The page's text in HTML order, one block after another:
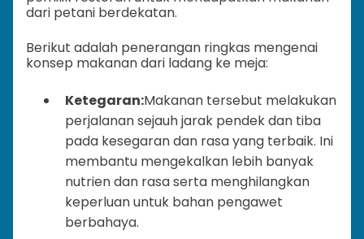
dari petani berdekatan.
Berikut adalah penerangan ringkas mengenai
konsep makanan dari ladang ke meja:
Ketegaran:Makanan tersebut melakukan
perjalanan sejauh jarak pendek dan tiba
pada kesegaran dan rasa yang terbaik. Ini
membantu mengekalkan lebih banyak
nutrien dan rasa serta menghilangkan
keperluan untuk bahan pengawet
berbahaya.